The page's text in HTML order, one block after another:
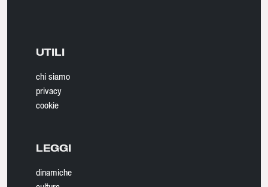
UTILI
chi siamo
privacy
cookie
LEGGI
dinamiche